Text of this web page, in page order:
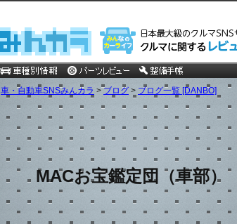
車・自動車SNSみんカラ >ブログ > ブログ一覧 [DANBO]
MACお宝鑑定団（車部）